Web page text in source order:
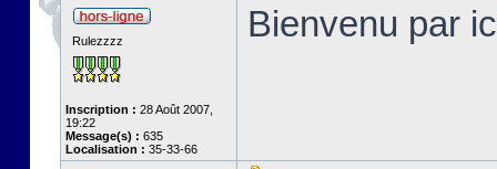
Rulezzzz
Inscription : 28 Août 2007,
19:22
Message(s) : 635
Localisation : 35-33-66
Bienvenu par